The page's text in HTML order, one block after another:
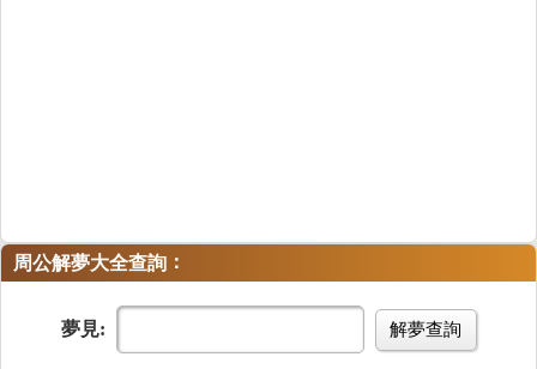
周公解夢大全查詢 ：
夢見: 解夢查詢